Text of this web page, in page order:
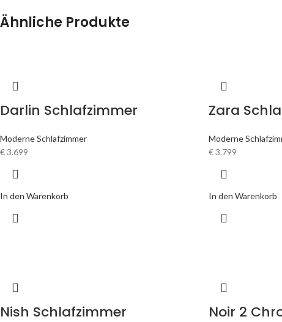
Ähnliche Produkte
Darlin Schlafzimmer
Moderne Schlafzimmer
€3.699
In den Warenkorb
Zara
Moderne
€3.799
In den Warenkorb
Nish Schlafzimmer Noir 2